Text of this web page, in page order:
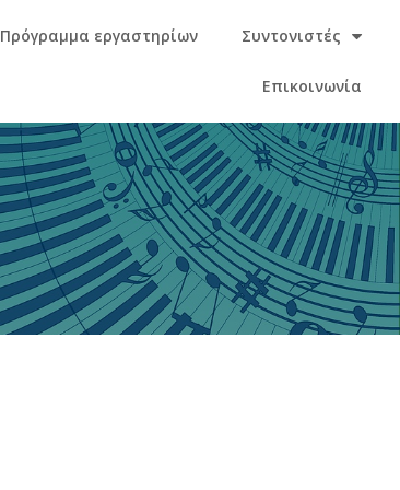
Πρόγραμμα εργαστηρίων Συντονιστές
Επικοινωνία